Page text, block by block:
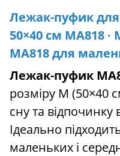
Лежак-пуфик для
50×40 см MA818
MA818 для
Лежак-пуфик
розміру M (50×40
сну та
Ідеально
маленьких і